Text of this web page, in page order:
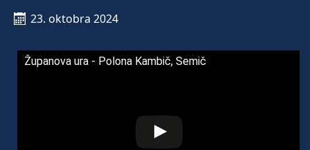
23. oktobra 2024
Županova ura - Polona Kambič, Semič